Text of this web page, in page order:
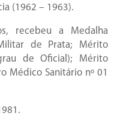
(1962 – 1963).
recebeu a Medalha
de Prata; Mérito
de Oficial); Mérito
Médico Sanitário nº 01